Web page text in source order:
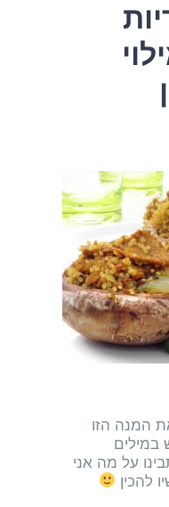
את המנה הזו
במילים
על מה אני
להכין